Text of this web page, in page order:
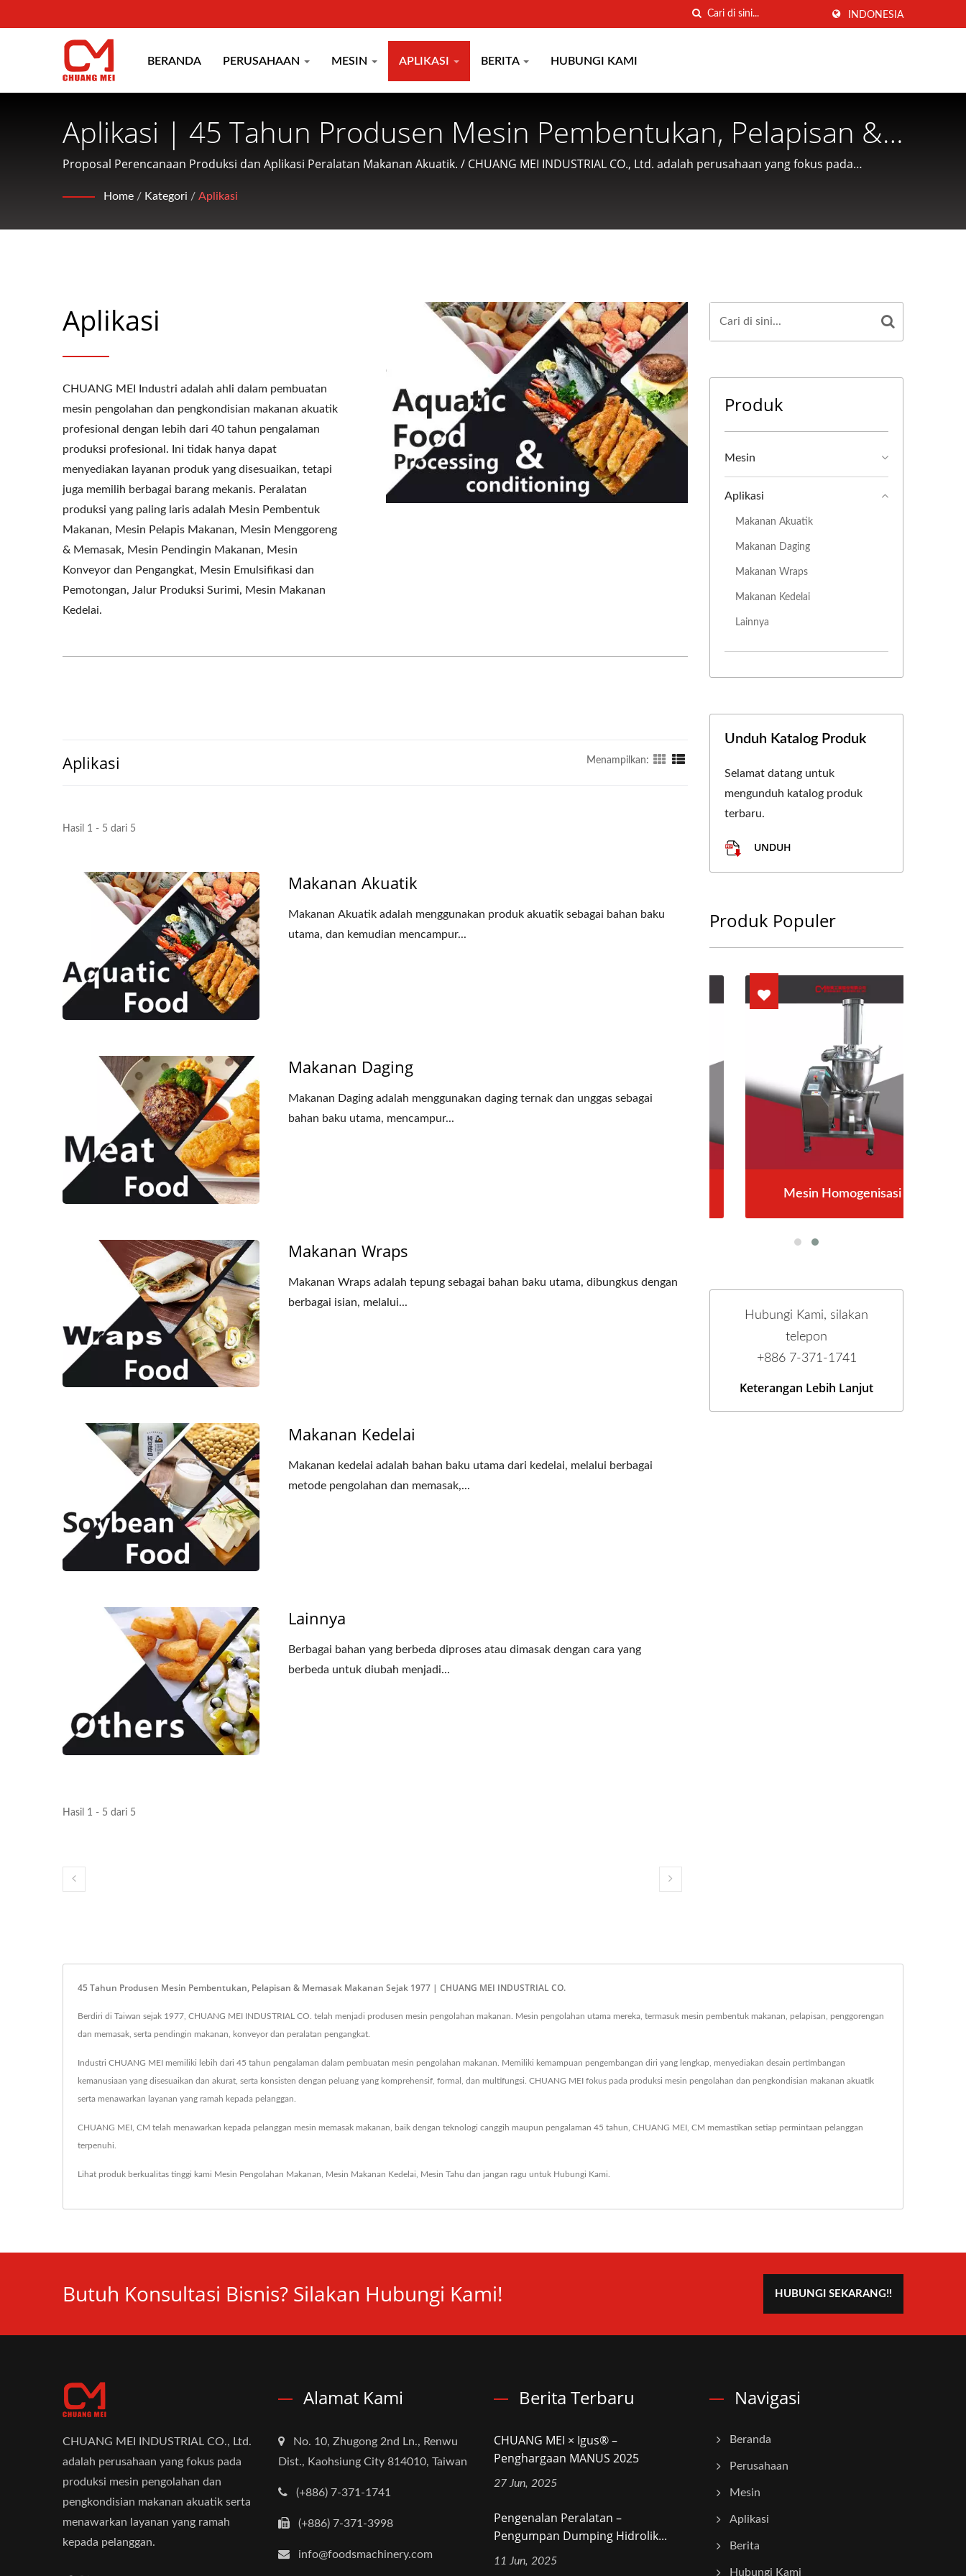
INDONESIA
BERANDA PERUSAHAAN MESIN APLIKASI BERITA HUBUNGI KAMI
Aplikasi | 45 Tahun Produsen Mesin Pembentukan, Pelapisan &
Memasak Makanan Sejak 1977 | CHUANG MEI INDUSTRIAL CO.
Proposal Perencanaan Produksi dan Aplikasi Peralatan Makanan Akuatik. / CHUANG MEI INDUSTRIAL CO., Ltd. adalah perusahaan yang fokus pada
Home / Kategori / Aplikasi
Aplikasi
CHUANG MEI Industri adalah ahli dalam pembuatan
mesin pengolahan dan pengkondisian makanan akuatik
profesional dengan lebih dari 40 tahun pengalaman
produksi profesional. Ini tidak hanya dapat
menyediakan layanan produk yang disesuaikan, tetapi
juga memilih berbagai barang mekanis. Peralatan
produksi yang paling laris adalah Mesin Pembentuk
Makanan, Mesin Pelapis Makanan, Mesin Menggoreng
& Memasak, Mesin Pendingin Makanan, Mesin
Konveyor dan Pengangkat, Mesin Emulsifikasi dan
Pemotongan, Jalur Produksi Surimi, Mesin Makanan
Kedelai.
Aplikasi Menampilkan:
Hasil 1 - 5 dari 5
Makanan Akuatik
Makanan Akuatik adalah menggunakan produk akuatik sebagai bahan baku
utama, dan kemudian mencampur...
Makanan Daging
Makanan Daging adalah menggunakan daging ternak dan unggas sebagai
bahan baku utama, mencampur...
Makanan Wraps
Makanan Wraps adalah tepung sebagai bahan baku utama, dibungkus dengan
berbagai isian, melalui...
Makanan Kedelai
Makanan kedelai adalah bahan baku utama dari kedelai, melalui berbagai
metode pengolahan dan memasak,...
Lainnya
Berbagai bahan yang berbeda diproses atau dimasak dengan cara yang
berbeda untuk diubah menjadi...
Hasil 1 - 5 dari 5
Produk
Mesin
Aplikasi
Makanan Akuatik
Makanan Daging
Makanan Wraps
Makanan Kedelai
Lainnya
Unduh Katalog Produk
Selamat datang untuk
mengunduh katalog produk
terbaru.
UNDUH
Produk Populer
Filter Ekstrusi Rol Mesin Homogenisasi
Hubungi Kami, silakan
telepon
+886 7-371-1741
Keterangan Lebih Lanjut
45 Tahun Produsen Mesin Pembentukan, Pelapisan & Memasak Makanan Sejak 1977 | CHUANG MEI INDUSTRIAL CO.
Berdiri di Taiwan sejak 1977, CHUANG MEI INDUSTRIAL CO. telah menjadi produsen mesin pengolahan makanan. Mesin pengolahan utama mereka, termasuk mesin pembentuk makanan, pelapisan, penggorengan
dan memasak, serta pendingin makanan, konveyor dan peralatan pengangkat.
Industri CHUANG MEI memiliki lebih dari 45 tahun pengalaman dalam pembuatan mesin pengolahan makanan. Memiliki kemampuan pengembangan diri yang lengkap, menyediakan desain pertimbangan
kemanusiaan yang disesuaikan dan akurat, serta konsisten dengan peluang yang komprehensif, formal, dan multifungsi. CHUANG MEI fokus pada produksi mesin pengolahan dan pengkondisian makanan akuatik
serta menawarkan layanan yang ramah kepada pelanggan.
CHUANG MEI, CM telah menawarkan kepada pelanggan mesin memasak makanan, baik dengan teknologi canggih maupun pengalaman 45 tahun, CHUANG MEI, CM memastikan setiap permintaan pelanggan
terpenuhi.
Lihat produk berkualitas tinggi kami Mesin Pengolahan Makanan Mesin Makanan Kedelai Mesin Tahu dan jangan ragu untuk Hubungi Kami
Butuh Konsultasi Bisnis? Silakan Hubungi Kami! HUBUNGI SEKARANG!!
CHUANG MEI INDUSTRIAL CO., Ltd.
adalah perusahaan yang fokus pada
produksi mesin pengolahan dan
pengkondisian makanan akuatik serta
menawarkan layanan yang ramah
kepada pelanggan.
Alamat Kami
No. 10, Zhugong 2nd Ln., Renwu
Dist., Kaohsiung City 814010, Taiwan
(+886) 7-371-1741
(+886) 7-371-3998
info@foodsmachinery.com
Berita Terbaru
CHUANG MEI × Igus® –
Penghargaan MANUS 2025
27 Jun, 2025
Pengenalan Peralatan –
Pengumpan Dumping Hidrolik...
11 Jun, 2025
Navigasi
Beranda
Perusahaan
Mesin
Aplikasi
Berita
Hubungi Kami